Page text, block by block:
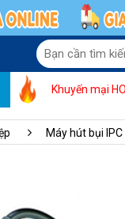
Khuyến mại
Máy hút bụi IPC